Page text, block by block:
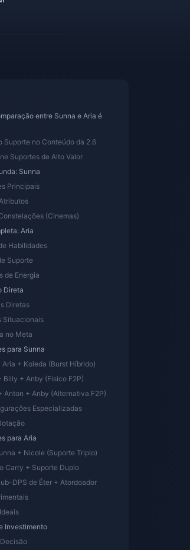
300 + 30 Oneiric
R$ 22.37
R$ 26.80
Comprar Agora Comprar Agora
entre Sunna e Aria é
Suporte no Conteúdo da 2.6
Suportes de Alto Valor
Sunna
Principais
(Cinemas)
Aria
Habilidades
Suporte
de Energia
Direta
Diretas
Situacionais
no Meta
para Sunna
Aria + Koleda (Burst Híbrido)
Billy + Anby (Físico F2P)
Anton + Anby (Alternativa F2P)
Especializadas
para Aria
+ Nicole (Suporte Triplo)
Carry + Suporte Duplo
DPS de Éter + Atordoador
Investimento